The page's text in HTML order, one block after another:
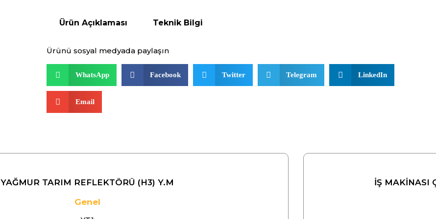
Ürün Açıklaması Teknik Bilgi
Ürünü sosyal medyada paylaşın
WhatsApp Facebook Twitter Telegram LinkedIn
Email
YAĞMUR TARIM REFLEKTÖRÜ (H3) Y.M
Genel
İŞ MAKİNASI